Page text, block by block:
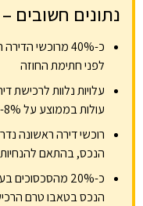
נתונים חשובים –
כ-40% מרוכשי
לפני חתימת החוזה
עלויות נלוות
עולות בממוצע על 8%-12% ממחיר הדירה
הנכס, בהתאם
כ-20%
הנכס בטאבו טרם